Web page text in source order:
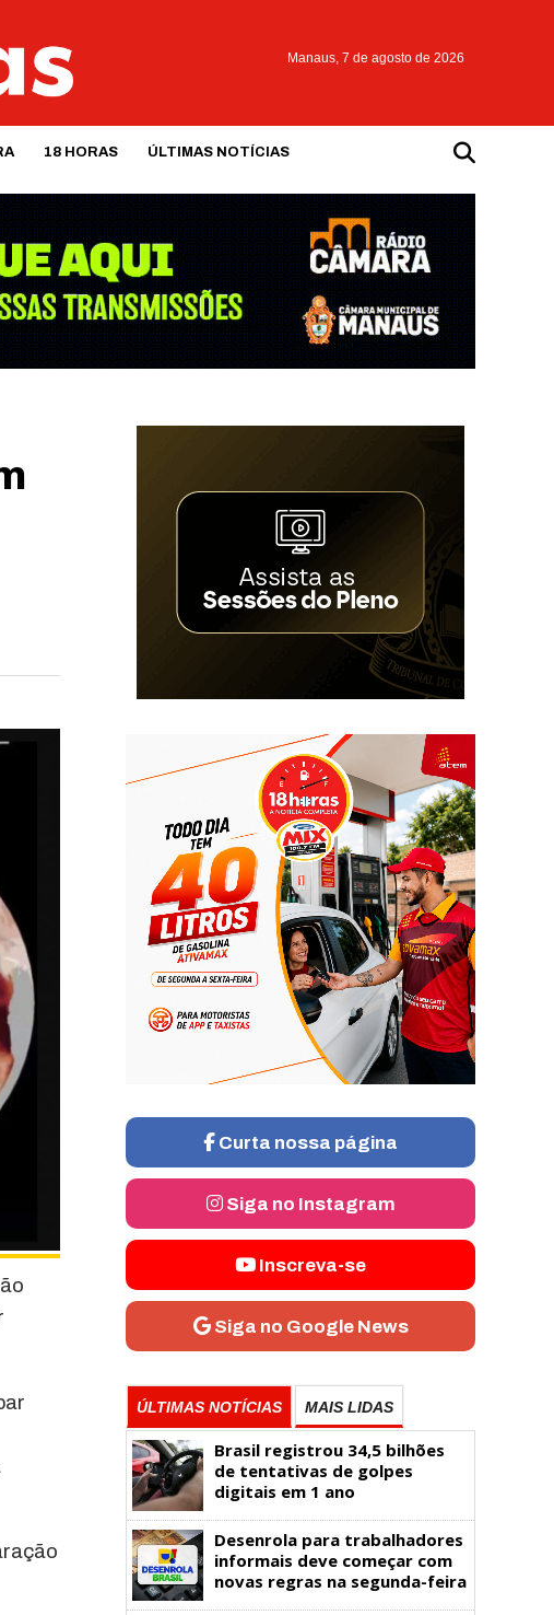
Manaus, 7 de agosto de 2026
18 HORAS ÚLTIMAS NOTÍCIAS
Curta nossa página
Siga no Instagram
Inscreva-se
Siga no Google News
ÚLTIMAS NOTÍCIAS MAIS LIDAS
Brasil registrou 34,5 bilhões
de tentativas de golpes
digitais em 1 ano
Desenrola para trabalhadores
informais deve começar com
novas regras na segunda-feira